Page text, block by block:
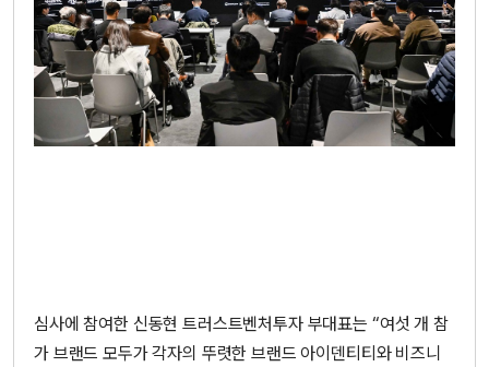
심사에 참여한 신동현 트러스트벤처투자 부대표는 “여섯 개 참
가 브랜드 모두가 각자의 뚜렷한 브랜드 아이덴티티와 비즈니